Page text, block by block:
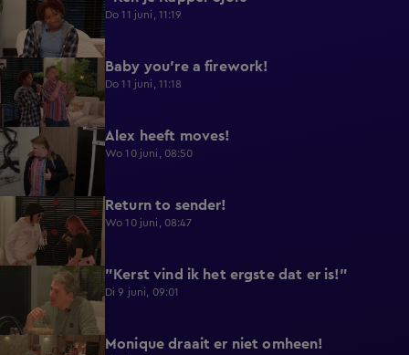
Do 11 juni, 11:19
0:39 Baby you're a firework!
Do 11 juni, 11:18
0:43 Alex heeft moves!
Wo 10 juni, 08:50
0:36 Return to sender!
Wo 10 juni, 08:47
"Kerst vind ik het ergste dat er is!"
Di 9 juni, 09:01
0:29 Monique draait er niet omheen!